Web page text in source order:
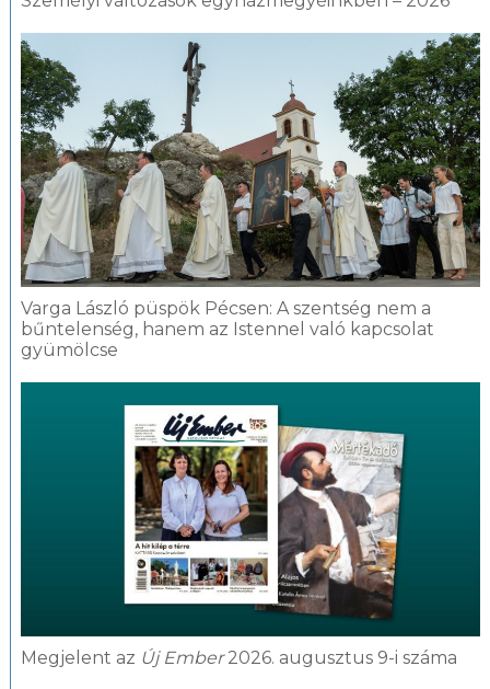
Varga László püspök Pécsen: A szentség nem a
bűntelenség, hanem az Istennel való kapcsolat
gyümölcse
Megjelent az Új Ember2026. augusztus 9-i száma